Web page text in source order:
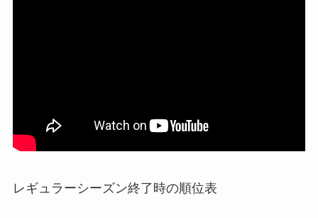
レギュラーシーズン終了時の順位表